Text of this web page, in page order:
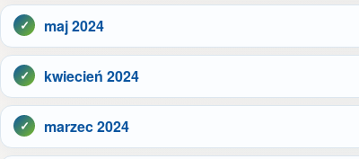
maj 2024
kwiecień 2024
marzec 2024